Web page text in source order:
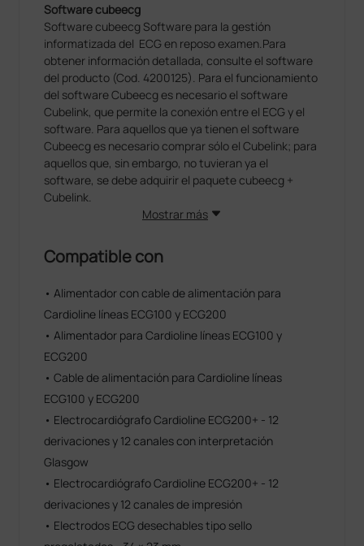
Software cubeecg
Software cubeecg Software para la gestión
informatizada del ECG en reposo examen.Para
obtener información detallada, consulte el software
del producto (Cod. 4200125). Para el funcionamiento
del software Cubeecg es necesario el software
Cubelink, que permite la conexión entre el ECG y el
software. Para aquellos que ya tienen el software
Cubeecg es necesario comprar sólo el Cubelink; para
aquellos que, sin embargo, no tuvieran ya el
software, se debe adquirir el paquete cubeecg +
Cubelink.
Mostrar más
Compatible con
• Alimentador con cable de alimentación para
Cardioline líneas ECG100 y ECG200
• Alimentador para Cardioline líneas ECG100 y
ECG200
• Cable de alimentación para Cardioline líneas
ECG100 y ECG200
• Electrocardiógrafo Cardioline ECG200+ - 12
derivaciones y 12 canales con interpretación
Glasgow
• Electrocardiógrafo Cardioline ECG200+ - 12
derivaciones y 12 canales de impresión
• Electrodos ECG desechables tipo sello